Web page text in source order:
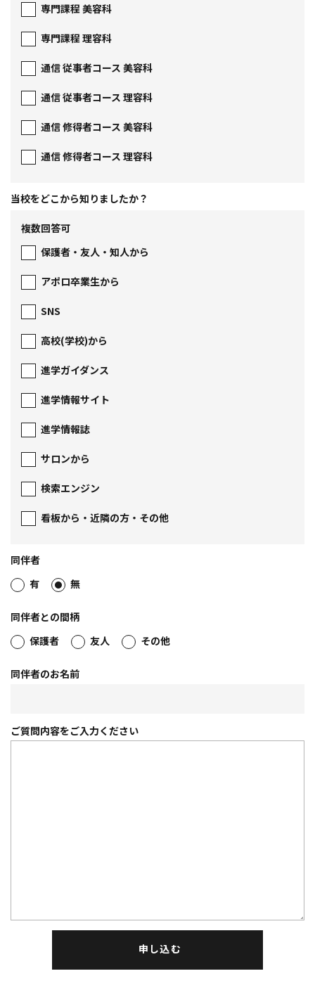
専門課程 美容科
専門課程 理容科
通信 従事者コース 美容科
通信 従事者コース 理容科
通信 修得者コース 美容科
通信 修得者コース 理容科
当校をどこから知りましたか？
複数回答可
保護者・友人・知人から
アポロ卒業生から
SNS
高校(学校)から
進学ガイダンス
進学情報サイト
進学情報誌
サロンから
検索エンジン
看板から・近隣の方・その他
同伴者
有
無
同伴者との間柄
保護者
友人 その他
同伴者のお名前
ご質問内容をご入力ください
申し込む